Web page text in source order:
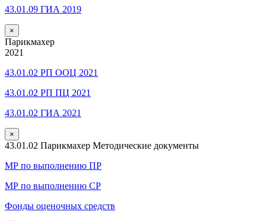
43.01.09 ГИА 2019
×
Парикмахер
2021
43.01.02 РП ООЦ 2021
43.01.02 РП ПЦ 2021
43.01.02 ГИА 2021
×
43.01.02 Парикмахер Методические документы
МР по выполнению ПР
МР по выполнению СР
Фонды оценочных средств